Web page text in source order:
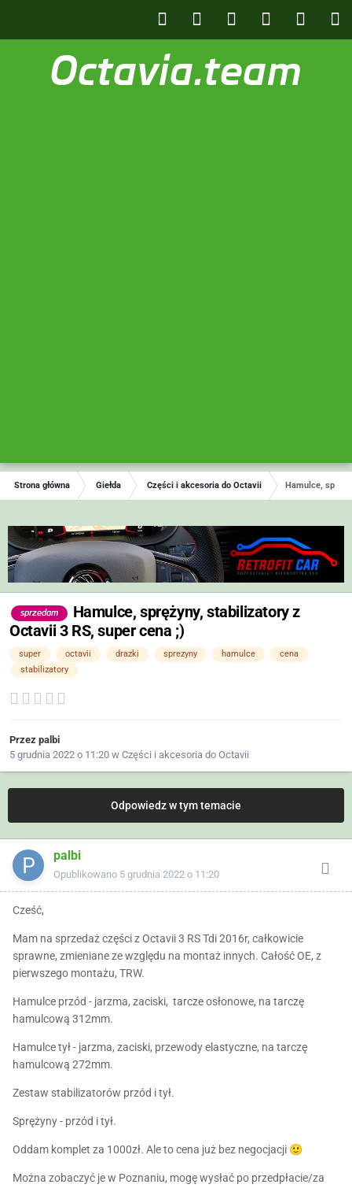
Octavia.team
Strona główna Giełda Części i akcesoria do Octavii Hamulce,
sprzedam
Hamulce, sprężyny, stabilizatory z
Octavii 3 RS, super cena ;)
super octavii drazki sprezyny hamulce
cena
stabilizatory
Przez palbi
5 grudnia 2022 o 11:20 w Części i akcesoria do Octavii
Odpowiedz w tym temacie
palbi
Opublikowano 5 grudnia 2022 o 11:20
Cześć,
Mam na sprzedaż części z Octavii 3 RS Tdi 2016r, całkowicie
sprawne, zmieniane ze względu na montaż innych. Całość OE, z
pierwszego montażu, TRW.
Hamulce przód - jarzma, zaciski, tarcze osłonowe, na tarczę
hamulcową 312mm.
Hamulce tył - jarzma, zaciski, przewody elastyczne, na tarczę
hamulcową 272mm.
Zestaw stabilizatorów przód i tył.
Sprężyny - przód i tył.
Oddam komplet za 1000zł. Ale to cena już bez negocjacji 🙂
Można zobaczyć je w Poznaniu, mogę wysłać po przedpłacie/za